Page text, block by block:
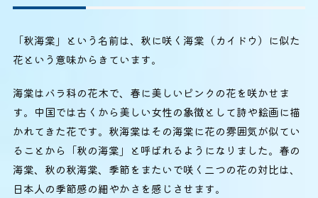
「秋海棠」という名前は、秋に咲く海棠（カイドウ）に似た
花という意味からきています。
海棠はバラ科の花木で、春に美しいピンクの花を咲かせま
す。中国では古くから美しい女性の象徴として詩や絵画に描
かれてきた花です。秋海棠はその海棠に花の雰囲気が似てい
ることから「秋の海棠」と呼ばれるようになりました。春の
海棠、秋の秋海棠、季節をまたいで咲く二つの花の対比は、
日本人の季節感の細やかさを感じさせます。